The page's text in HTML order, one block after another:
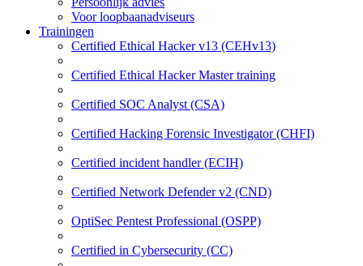
Voor loopbaanadviseurs
Trainingen
Certified Ethical Hacker v13 (CEHv13)
Certified Ethical Hacker Master training
Certified SOC Analyst (CSA)
Certified Hacking Forensic Investigator (CHFI)
Certified incident handler (ECIH)
Certified Network Defender v2 (CND)
OptiSec Pentest Professional (OSPP)
Certified in Cybersecurity (CC)